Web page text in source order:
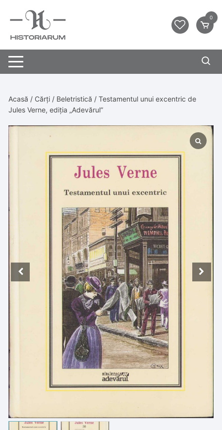
0
Acasă / Cărți / Beletristică / Testamentul unui excentric de
Jules Verne, ediția „Adevărul”